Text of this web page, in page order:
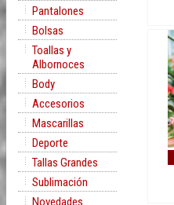
Pantalones
Bolsas
Toallas y
Albornoces
Body
Accesorios
Mascarillas
Deporte
Tallas Grandes
Sublimación
Novedades